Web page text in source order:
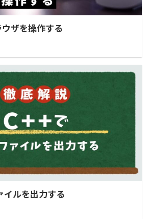
ザを操作する
イルを出力する